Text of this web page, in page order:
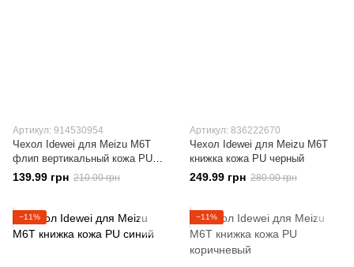
Артикул: 914530954
Чехол Idewei для Meizu M6T
флип вертикальный кожа PU
коричневый
139.99 грн 210.00 грн
Артикул: 836222670
Чехол Idewei для Meizu M6T
книжка кожа PU черный
249.99 грн 280.00 грн
−11% −11%